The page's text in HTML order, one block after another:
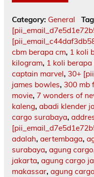
Category: General
cbm berapa cm, 1 koli
kilogram, 1 koli
captain marvel, 30+
james bowles, 300 mb
movie, 7 wonders of
kaleng, abadi klender
cargo surabaya,
adalah, aertembaga,
surabaya, agung cargo
jakarta, agung cargo
makassar, agung